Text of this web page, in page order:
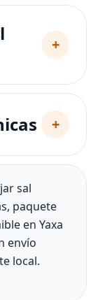
+
+
sal
paquete
en Yaxa
envío
local.